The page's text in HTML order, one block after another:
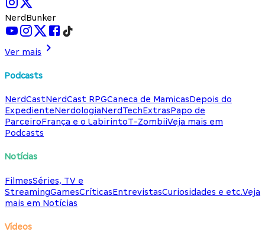
NerdBunker
Ver mais
Podcasts
NerdCastNerdCast RPGCaneca de MamicasDepois do
ExpedienteNerdologiaNerdTechExtrasPapo de
ParceiroFrança e o LabirintoT-ZombiiVeja mais em
Podcasts
Notícias
FilmesSéries, TV e
StreamingGamesCríticasEntrevistasCuriosidades e etc.Veja
mais em Notícias
Vídeos